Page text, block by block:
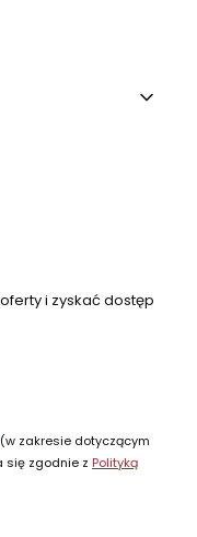
i zyskać dostęp
(w zakresie dotyczącym
się zgodnie z Polityką